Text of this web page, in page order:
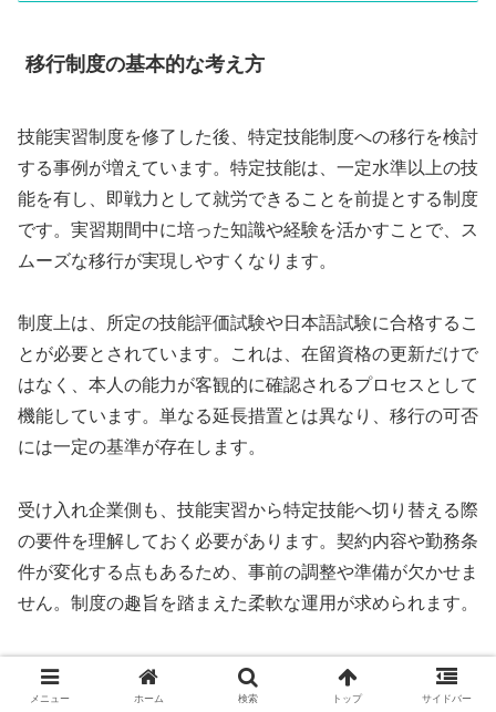
移行制度の基本的な考え方
技能実習制度を修了した後、特定技能制度への移行を検討
する事例が増えています。特定技能は、一定水準以上の技
能を有し、即戦力として就労できることを前提とする制度
です。実習期間中に培った知識や経験を活かすことで、ス
ムーズな移行が実現しやすくなります。
制度上は、所定の技能評価試験や日本語試験に合格するこ
とが必要とされています。これは、在留資格の更新だけで
はなく、本人の能力が客観的に確認されるプロセスとして
機能しています。単なる延長措置とは異なり、移行の可否
には一定の基準が存在します。
受け入れ企業側も、技能実習から特定技能へ切り替える際
の要件を理解しておく必要があります。契約内容や勤務条
件が変化する点もあるため、事前の調整や準備が欠かせま
せん。制度の趣旨を踏まえた柔軟な運用が求められます。
林業分野における制度移行の課題
メニュー ホーム 検索 トップ サイドバー